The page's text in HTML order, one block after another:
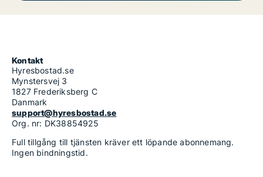
Kontakt
Hyresbostad.se
Mynstersvej 3
1827 Frederiksberg C
Danmark
support@hyresbostad.se
Org. nr: DK38854925
Full tillgång till tjänsten kräver ett löpande abonnemang.
Ingen bindningstid.